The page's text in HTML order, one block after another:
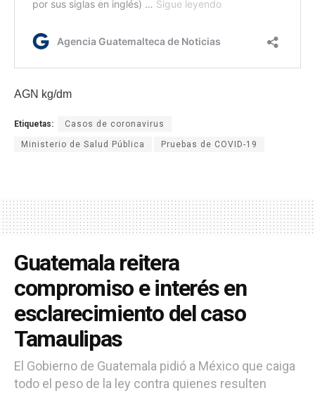
AGN kg/dm
Etiquetas: Casos de coronavirus
Ministerio de Salud Pública Pruebas de COVID-19
Guatemala reitera
compromiso e interés en
esclarecimiento del caso
Tamaulipas
El Gobierno de Guatemala pidió a México que caiga
todo el peso de la ley contra quienes resulten